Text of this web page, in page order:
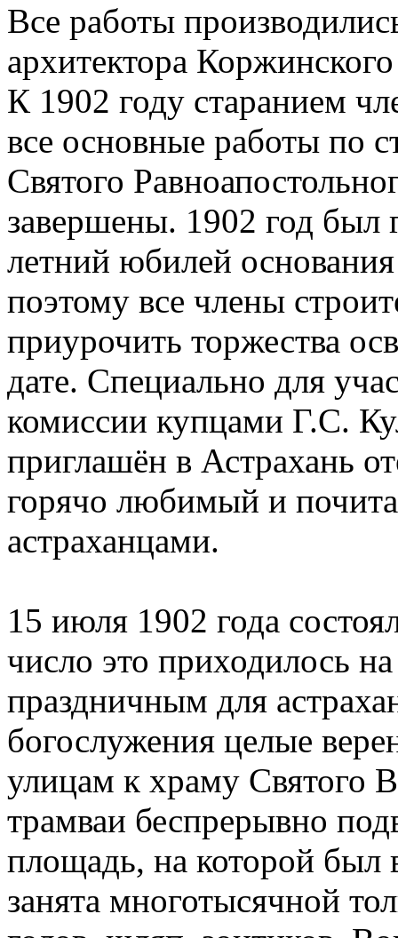
Все работы
архитектора
К 1902 году старанием
все основные работы по
Святого
завершены. 1902 год был
летний юбилей
поэтому все члены
приурочить торжества
дате. Специально для
комиссии купцами Г.С.
приглашён в Астрахань
горячо любимый и
астраханцами.
15 июля 1902 года
число это приходилось
праздничным для
богослужения целые
улицам к храму Святого
трамваи беспрерывно
площадь, на которой был
занята многотысячной